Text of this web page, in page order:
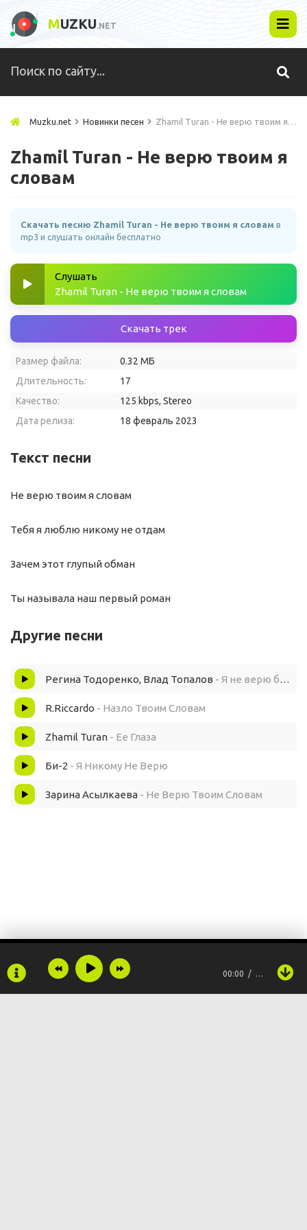
MUZKU.NET
Muzku.net Новинки песен Zhamil Turan - Не верю твоим я словам
Zhamil Turan - Не верю твоим я
словам
Скачать песню Zhamil Turan - Не верю твоим я словам в
mp3 и слушать онлайн бесплатно
Слушать
Zhamil Turan - Не верю твоим я словам
Скачать трек
Размер файла:
0.32 МБ
Длительность:
17
Качество:
125 kbps, Stereo
Дата релиза:
18 февраль 2023
Текст песни
Не верю твоим я словам
Тебя я люблю никому не отдам
Зачем этот глупый обман
Ты называла наш первый роман
Другие песни
Регина Тодоренко, Влад Топалов - Я не верю больше твоим словам
R.Riccardo - Назло Твоим Словам
Zhamil Turan - Ее Глаза
Би-2 - Я Никому Не Верю
Зарина Асылкаева - Не Верю Твоим Словам
00:00